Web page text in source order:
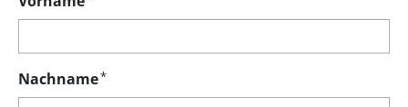
Nachname*